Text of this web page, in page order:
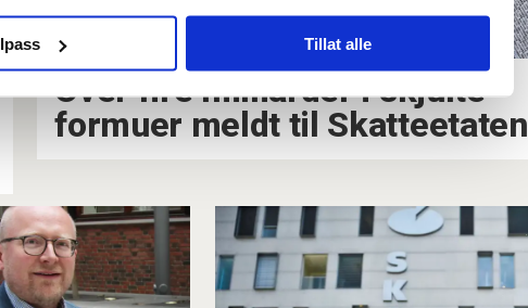
Tillat alle
Over fire milliarder i skjulte
formuer meldt til Skatteetaten